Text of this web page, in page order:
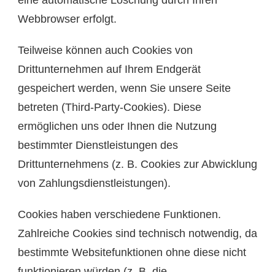
Webbrowser erfolgt.
Teilweise können auch Cookies von
Drittunternehmen auf Ihrem Endgerät
gespeichert werden, wenn Sie unsere Seite
betreten (Third-Party-Cookies). Diese
ermöglichen uns oder Ihnen die Nutzung
bestimmter Dienstleistungen des
Drittunternehmens (z. B. Cookies zur Abwicklung
von Zahlungsdienstleistungen).
Cookies haben verschiedene Funktionen.
Zahlreiche Cookies sind technisch notwendig, da
bestimmte Websitefunktionen ohne diese nicht